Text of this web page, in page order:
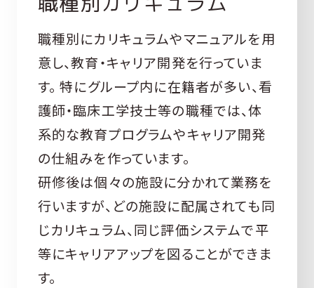
職種別にカリキュラムやマニュアルを用
意し、教育・キャリア開発を行っていま
す。 特にグループ内に在籍者が多い、看
護師・臨床工学技士等の職種では、体
系的な教育プログラムやキャリア開発
の仕組みを作っています。
研修後は個々の施設に分かれて業務を
行いますが、どの施設に配属されても同
じカリキュラム、同じ評価システムで平
等にキャリアアップを図ることができま
す。